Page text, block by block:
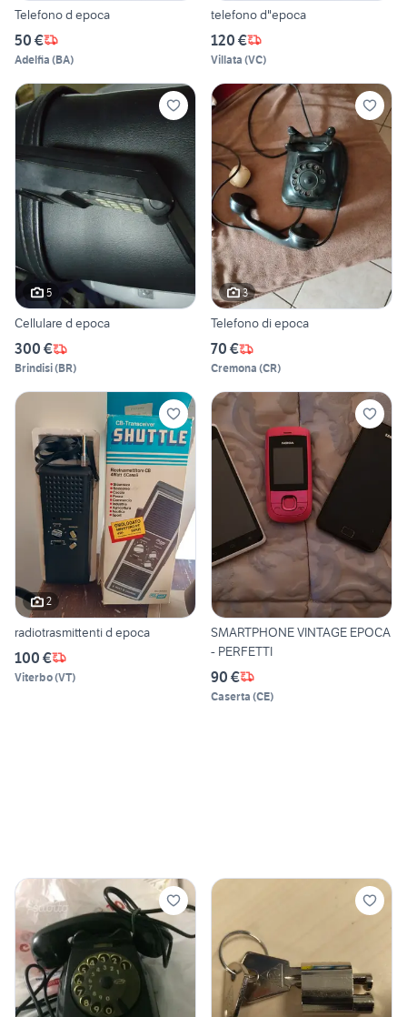
Telefono d epoca
50 €
Adelfia (BA)
telefono d"epoca
120 €
Villata (VC)
5
Cellulare d epoca
300 €
Brindisi(BR)
3
Telefono di epoca
70 €
Cremona (CR)
2
radiotrasmittenti d epoca
100 €
Viterbo(VT)
SMARTPHONE VINTAGE EPOCA
- PERFETTI
90 €
Caserta (CE)